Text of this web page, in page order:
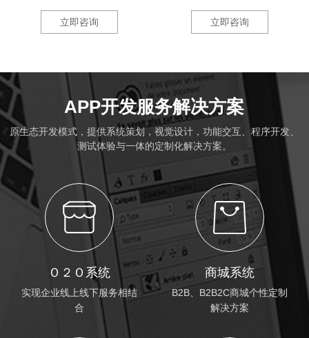
立即咨询 立即咨询
APP开发服务解决方案
原生态开发模式，提供系统策划，视觉设计，功能交互、程序开发、
测试体验与一体的定制化解决方案。
Ｏ２Ｏ系统
实现企业线上线下服务相结
合
商城系统
B2B、B2B2C商城个性定制
解决方案